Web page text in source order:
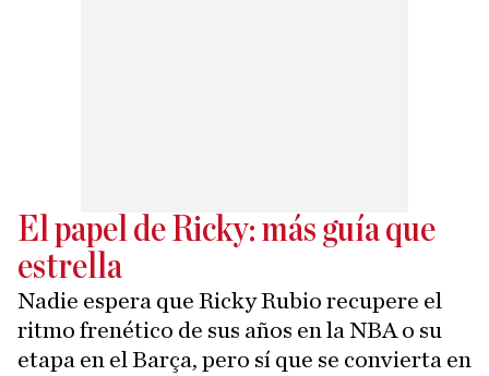
El papel de Ricky: más guía que
estrella
Nadie espera que Ricky Rubio recupere el
ritmo frenético de sus años en la NBA o su
etapa en el Barça, pero sí que se convierta en